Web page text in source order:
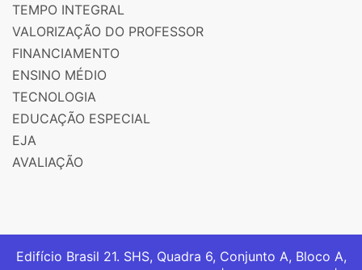
TEMPO INTEGRAL
VALORIZAÇÃO DO PROFESSOR
FINANCIAMENTO
ENSINO MÉDIO
TECNOLOGIA
EDUCAÇÃO ESPECIAL
EJA
AVALIAÇÃO
Edifício Brasil 21. SHS, Quadra 6, Conjunto A, Bloco A,